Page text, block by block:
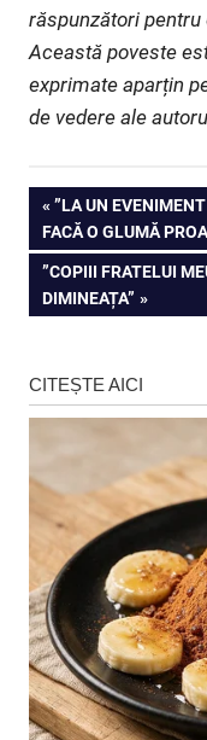
răspunzători
Această poveste
exprimate aparțin
de vedere ale
Navigare
în
articole
PREVIOUS
POST:
”LA UN
FACĂ O GLUMĂ
NEXT
POST:
”COPIII FRATELUI
DIMINEAȚA”